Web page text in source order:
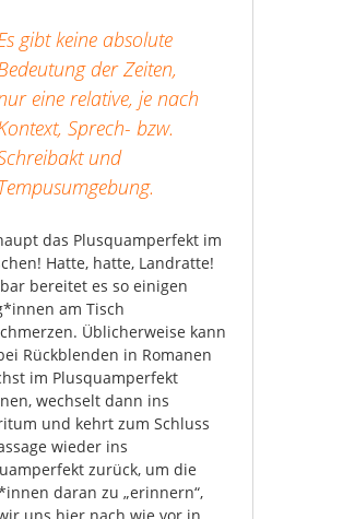
gibt keine absolute
der Zeiten,
eine relative, je nach
Sprech- bzw.
und
das Plusquamperfekt im
Hatte, hatte, Landratte!
bereitet es so einigen
am Tisch
Üblicherweise kann
Rückblenden in Romanen
im Plusquamperfekt
wechselt dann ins
und kehrt zum Schluss
wieder ins
zurück, um die
daran zu „erinnern“,